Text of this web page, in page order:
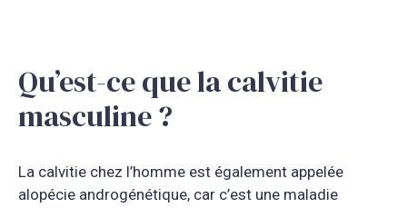
Qu’est-ce que la calvitie
masculine ?
La calvitie chez l’homme est également appelée
alopécie androgénétique, car c’est une maladie